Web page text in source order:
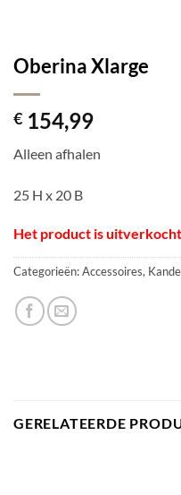
Oberina Xlarge
€ 154,99
Alleen afhalen
25 H x 20 B
Het product is uitverkocht
Categorieën:Accessoires,
GERELATEERDE